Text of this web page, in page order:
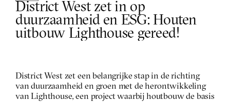
District West zet in op
duurzaamheid en ESG: Houten
uitbouw Lighthouse gereed!
District West zet een belangrijke stap in de richting
van duurzaamheid en groen met de herontwikkeling
van Lighthouse, een project waarbij houtbouw de basis